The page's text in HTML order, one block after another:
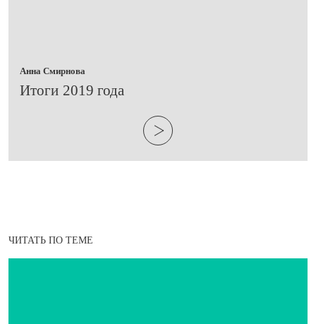
Анна Смирнова
Итоги 2019 года
ЧИТАТЬ ПО ТЕМЕ